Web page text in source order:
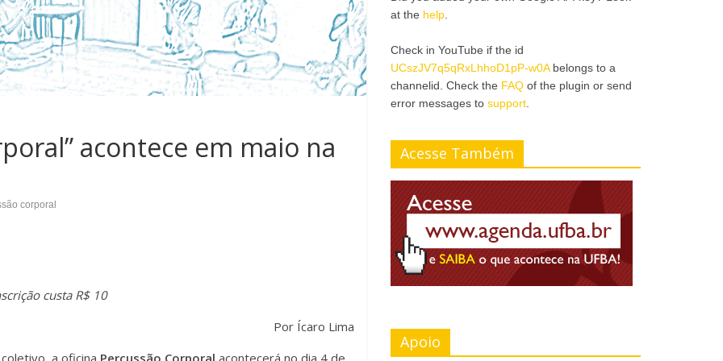
acontece em maio na
corporal
custa R$ 10
Por Ícaro Lima
a oficina Percussão Corporal acontecerá no dia 4 de
at the help
Check in YouTube if the id
UCszJV7q5qRxLhhoD1pP-w0Abelongs to a
channelid. Check the FAQ of the plugin or send
error messages to support
Acesse Também
Apoio